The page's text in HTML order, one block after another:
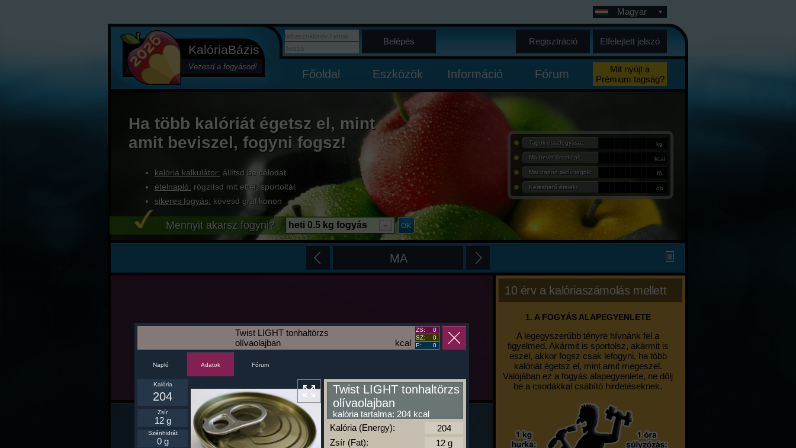
KalóriaBázis
Vezesd a fogyásod!
Magyar
Belépés Regisztráció Elfelejtett jelszó
Főoldal Eszközök Információ Fórum
Mit nyújt a
Prémium tagság?
Ha több kalóriát égetsz el, mint
amit beviszel, fogyni fogsz!
kalória kalkulátor: állítsd be célodat
ételnapló: rögzítsd mit ettél, sportoltál
sikeres fogyás: kövesd grafikonon
Tagok összfogyása: kg
Ma bevitt összkcal: kcal
Mai napon aktív tagok: fő
Kereshető ételek: db
Mennyit akarsz fogyni? heti 0.5 kg fogyás
MA
10 érv a kalóriaszámolás mellett
1. A FOGYÁS ALAPEGYENLETE
A legegyszerűbb tényre hívnánk fel a
figyelmed. Akármit is sportolsz, akármit is
eszel, akkor fogsz csak lefogyni, ha több
kalóriát égetsz el, mint amit megeszel.
Valójában ez a fogyás alapegyenlete, ne dőlj
be a csodákkal csábító hirdetéseknek.
kcal
Twist LIGHT tonhaltörzs
olívaolajban
ZS:
0
SZ:
0
F:
0
Napló Adatok Fórum
Kalória
204
Zsír
12 g
Szénhidrát
0 g
Twist LIGHT tonhaltörzs
olívaolajban
kalória tartalma: 204 kcal
Kalória (Energy):
Zsír (Fat):